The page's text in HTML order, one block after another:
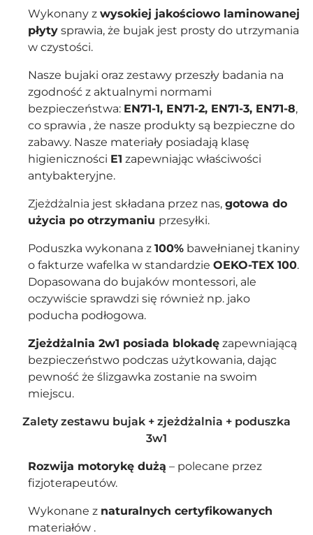
Wykonany z wysokiej jakościowo laminowanej
płyty sprawia, że bujak jest prosty do utrzymania
w czystości.
Nasze bujaki oraz zestawy przeszły badania na
zgodność z aktualnymi normami
bezpieczeństwa: EN71-1, EN71-2, EN71-3, EN71-8,
co sprawia , że nasze produkty są bezpieczne do
zabawy. Nasze materiały posiadają klasę
higieniczności E1 zapewniając właściwości
antybakteryjne.
Zjeżdżalnia jest składana przez nas, gotowa do
użycia po otrzymaniu przesyłki.
Poduszka wykonana z 100% bawełnianej tkaniny
o fakturze wafelka w standardzie OEKO-TEX 100.
Dopasowana do bujaków montessori, ale
oczywiście sprawdzi się również np. jako
poducha podłogowa.
Zjeżdżalnia 2w1 posiada blokadę zapewniającą
bezpieczeństwo podczas użytkowania, dając
pewność że ślizgawka zostanie na swoim
miejscu.
Zalety zestawu bujak + zjeżdżalnia + poduszka
3w1
Rozwija motorykę dużą – polecane przez
fizjoterapeutów.
Wykonane z naturalnych certyfikowanych
materiałów .